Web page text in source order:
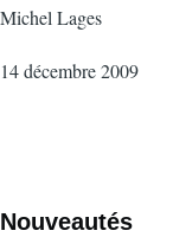
Michel Lages
14 décembre 2009
Nouveautés